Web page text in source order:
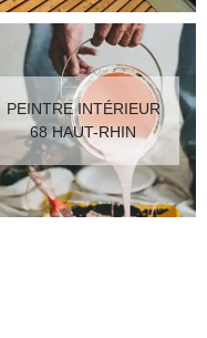
PEINTRE INTÉRIEUR
68 HAUT-RHIN